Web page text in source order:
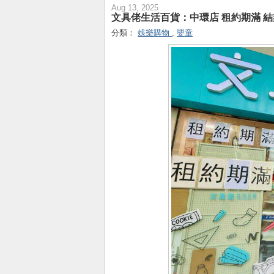
Aug 13, 2025
文具佬生活百貨：中環店 租約期滿
分類： 娛樂購物 , 嬰童